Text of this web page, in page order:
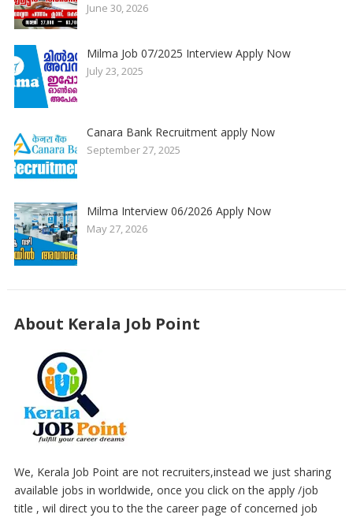
June 30, 2026
Milma Job 07/2025 Interview Apply Now
July 23, 2025
Canara Bank Recruitment apply Now
September 27, 2025
Milma Interview 06/2026 Apply Now
May 27, 2026
About Kerala Job Point
We, Kerala Job Point are not recruiters,instead we just sharing
available jobs in worldwide, once you click on the apply /job
title , wil direct you to the the career page of concerned job